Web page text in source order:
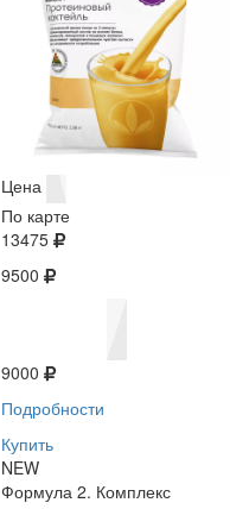
Цена
По карте
13475
9500
9000
Подробности
Купить
NEW
Формула 2. Комплекс